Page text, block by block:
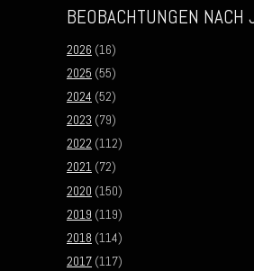
BEOBACHTUNGEN NACH
2026 (16)
2025 (55)
2024 (52)
2023 (79)
2022 (112)
2021 (72)
2020 (150)
2019 (119)
2018 (114)
2017 (117)